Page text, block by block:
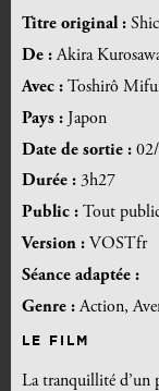
Titre original :
De :Akira
Avec : Toshirô
Pays : Japon
Date de sortie :
Durée : 3h27
Public : Tout
Version : VOSTfr
Séance adaptée :
Genre :Action,
LE FILM
La tranquillité d’un